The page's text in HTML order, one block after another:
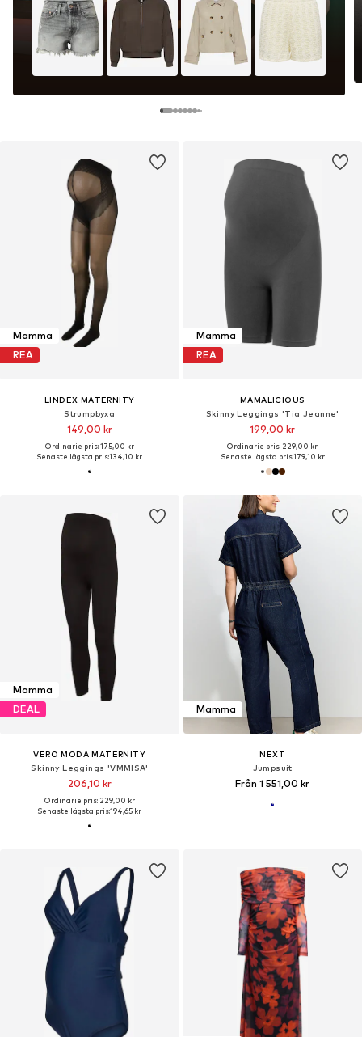
Mamma
REA
LINDEX MATERNITY
Strumpbyxa
149,00 kr
Ordinarie pris: 175,00 kr
Senaste lägsta pris:134,10 kr
Mamma
REA
MAMALICIOUS
Skinny Leggings 'Tia Jeanne'
199,00 kr
Ordinarie pris: 229,00 kr
Senaste lägsta pris:179,10 kr
Mamma
DEAL
VERO MODA MATERNITY
Skinny Leggings 'VMMISA'
206,10 kr
Ordinarie pris: 229,00 kr
Senaste lägsta pris:194,65 kr
Mamma
NEXT
Jumpsuit
Från 1 551,00 kr